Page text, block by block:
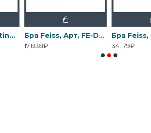
Бра Elstead Lighting, Арт. DL-COSMOS1 Бра Feiss, Арт. FE-DRAWING-ROOM-WU2
17,838₽ 34,179₽